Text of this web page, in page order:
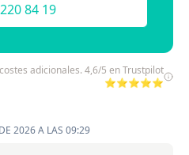
84 19
adicionales. 4,6/5 en Trustpilot
⭐⭐⭐⭐⭐
2026 A LAS 09:29